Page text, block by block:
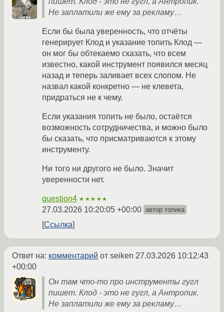
Не заплатили же ему за рекламу…
Если бы была уверенность, что отчёты
генерирует Клод и указание топить Клод —
он мог бы обтекаемо сказать, что всем
известно, какой инструмент появился месяц
назад и теперь заливает всех слопом. Не
назвал какой конкретно — не клевета,
придраться не к чему.
Если указания топить не было, остаётся
возможность сотрудничества, и можно было
бы сказать, что присматриваются к этому
инструменту.
Ни того ни другого не было. Значит
уверенности нет.
question4 ★★★★★
27.03.2026 10:20:05 +00:00 автор топика
Ссылка
Ответ на: комментарий от seiken 27.03.2026 10:12:43
+00:00
Он там что-то про инструменты гугл
пишет. Клод - это не гугл, а Антропик.
Не заплатили же ему за рекламу…